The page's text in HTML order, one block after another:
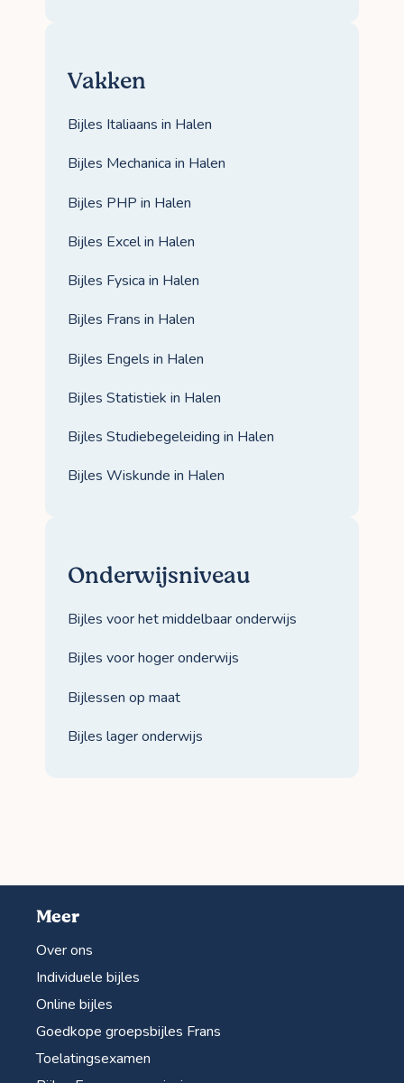
Vakken
Bijles Italiaans in Halen
Bijles Mechanica in Halen
Bijles PHP in Halen
Bijles Excel in Halen
Bijles Fysica in Halen
Bijles Frans in Halen
Bijles Engels in Halen
Bijles Statistiek in Halen
Bijles Studiebegeleiding in Halen
Bijles Wiskunde in Halen
Onderwijsniveau
Bijles voor het middelbaar onderwijs
Bijles voor hoger onderwijs
Bijlessen op maat
Bijles lager onderwijs
Meer
Over ons
Individuele bijles
Online bijles
Goedkope groepsbijles Frans
Toelatingsexamen